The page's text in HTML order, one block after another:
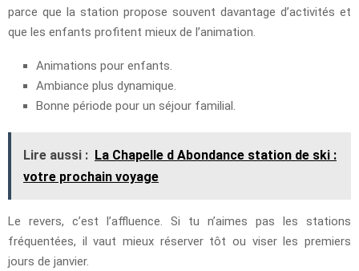
parce que la station propose souvent davantage d’activités et
que les enfants profitent mieux de l’animation.
Animations pour enfants.
Ambiance plus dynamique.
Bonne période pour un séjour familial.
Lire aussi : La Chapelle d Abondance station de ski :
votre prochain voyage
Le revers, c’est l’affluence. Si tu n’aimes pas les stations
fréquentées, il vaut mieux réserver tôt ou viser les premiers
jours de janvier.